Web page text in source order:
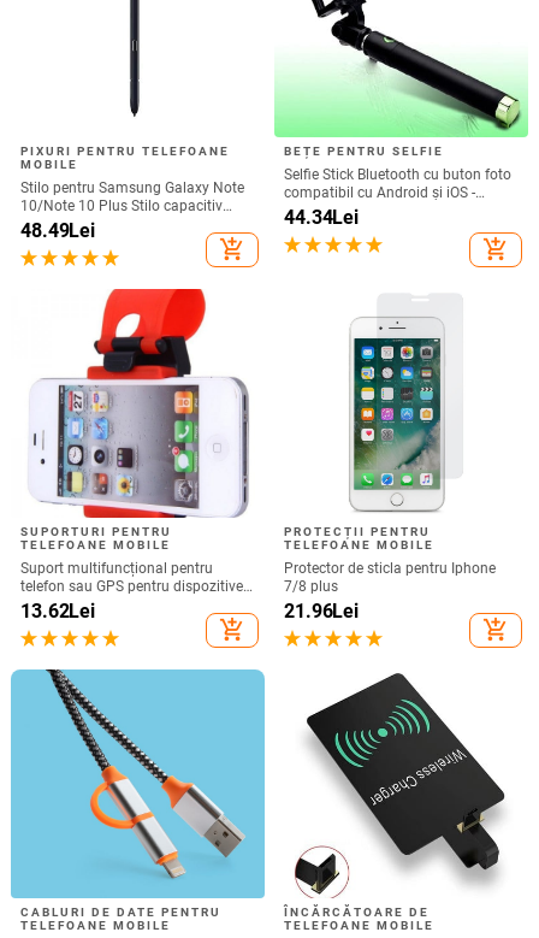
PIXURI PENTRU TELEFOANE
MOBILE
Stilo pentru Samsung Galaxy Note
10/Note 10 Plus Stilo capacitiv
universal Ecran tactil sensibil SPen
Nu este compatibil cu Bluetooth
48.49Lei
add_shopping_cart
BEȚE PENTRU SELFIE
Selfie Stick Bluetooth cu buton foto
compatibil cu Android și iOS -
Negru / Verde
44.34Lei
add_shopping_cart
SUPORTURI PENTRU
TELEFOANE MOBILE
Suport multifuncțional pentru
telefon sau GPS pentru dispozitive
de până la 76 mm / 4,8 inchi
13.62Lei
add_shopping_cart
PROTECȚII PENTRU
TELEFOANE MOBILE
Protector de sticla pentru Iphone
7/8 plus
21.96Lei
add_shopping_cart
CABLURI DE DATE PENTRU
TELEFOANE MOBILE
ÎNCĂRCĂTOARE DE
TELEFOANE MOBILE